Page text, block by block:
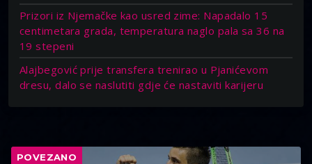
Prizori iz Njemačke kao usred zime: Napadalo 15
centimetara grada, temperatura naglo pala sa 36 na
19 stepeni
Alajbegović prije transfera trenirao u Pjanićevom
dresu, dalo se naslutiti gdje će nastaviti karijeru
POVEZANO